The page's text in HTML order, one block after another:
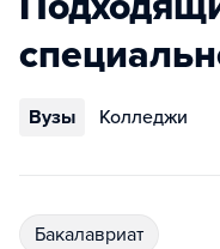
Вузы Колледжи
бакалавриат